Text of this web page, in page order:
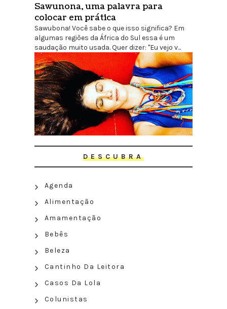
Sawunona, uma palavra para
colocar em prática
Sawubona! Você sabe o que isso significa? Em
algumas regiões da África do Sul essa é um
saudação muito usada. Quer dizer: "Eu vejo v...
DESCUBRA
Agenda
Alimentação
Amamentação
Bebês
Beleza
Cantinho Da Leitora
Casos Da Lola
Colunistas